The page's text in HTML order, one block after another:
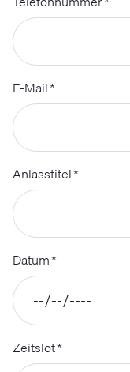
E-Mail*
Anlasstitel*
Datum*
Zeitslot*